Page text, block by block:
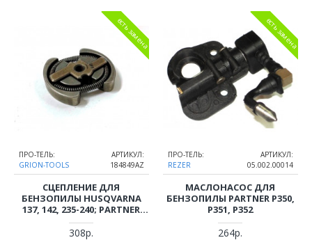
есть замена
ПРО-ТЕЛЬ:
GRION-TOOLS
АРТИКУЛ:
184849AZ
СЦЕПЛЕНИЕ ДЛЯ
БЕНЗОПИЛЫ HUSQVARNA
137, 142, 235-240; PARTNER
P350-352 (5300149-49 /
530014949)
308р.
есть замена
ПРО-ТЕЛЬ:
REZER
АРТИКУЛ:
05.002.00014
МАСЛОНАСОС ДЛЯ
БЕНЗОПИЛЫ PARTNER P350,
P351, P352
264р.